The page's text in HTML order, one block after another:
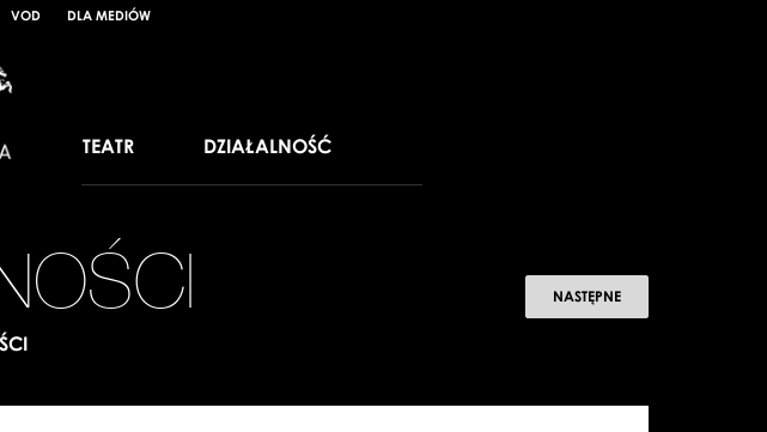
VOD DLA MEDIÓW
TEATR DZIAŁALNOŚĆ
NASTĘPNE